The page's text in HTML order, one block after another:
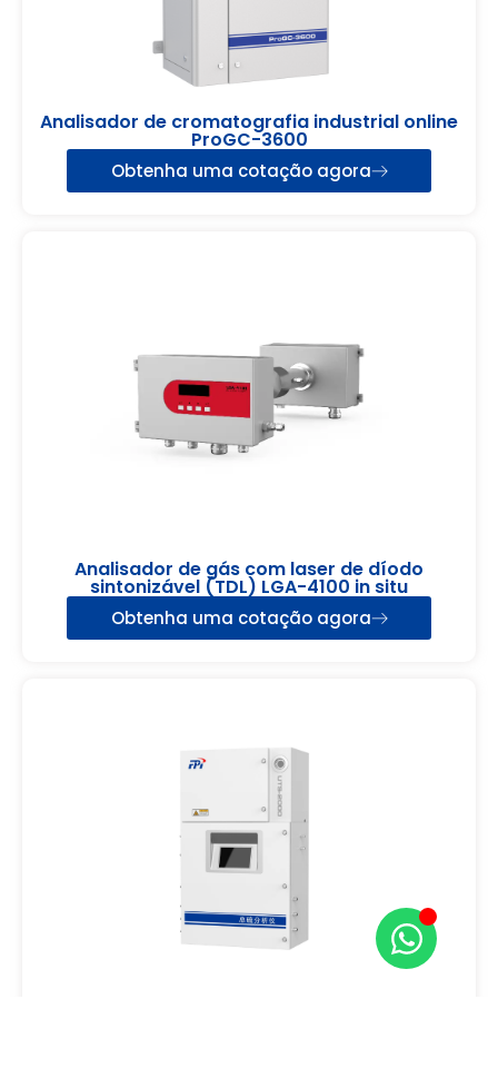
Analisador de cromatografia industrial online
ProGC-3600
Obtenha uma cotação agora
Analisador de gás com laser de díodo
sintonizável (TDL) LGA-4100 in situ
Obtenha uma cotação agora